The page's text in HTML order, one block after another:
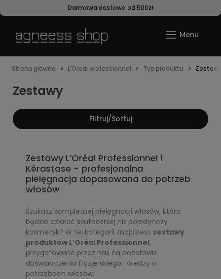
Darmowa dostawa od 500zł
Strona główna L’Oreal professionnel Typ produktu
Zestawy
Filtruj/Sortuj
Zestawy L’Oréal Professionnel i
Kérastase - profesjonalna
pielęgnacja dopasowana do potrzeb
włosów
Szukasz kompletnej pielęgnacji włosów, która
będzie działać skuteczniej niż pojedynczy
kosmetyk? W tej kategorii znajdziesz zestawy
produktów L’Oréal Professionnel,
przygotowane przez nas na podstawie
doświadczenia fryzjerskiego i wiedzy o
potrzebach włosów.